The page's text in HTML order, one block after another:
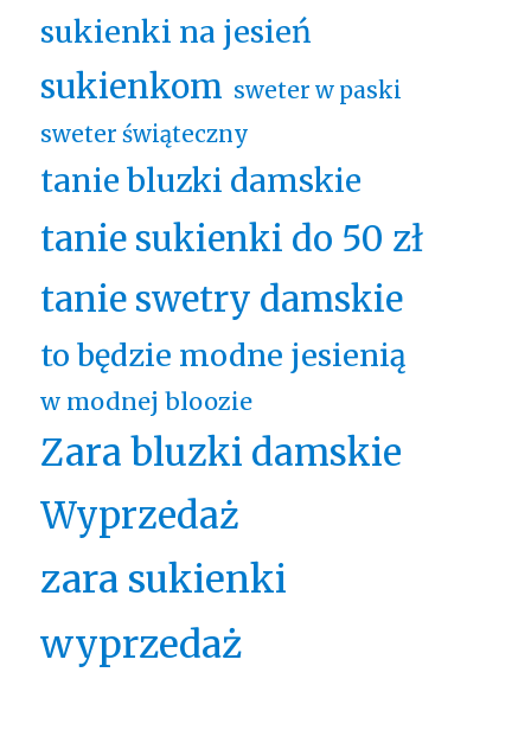
sukienki na jesień
sukienkom sweter w paski
sweter świąteczny
tanie bluzki damskie
tanie sukienki do 50 zł
tanie swetry damskie
to będzie modne jesienią
w modnej bloozie
Zara bluzki damskie
Wyprzedaż
zara sukienki
wyprzedaż